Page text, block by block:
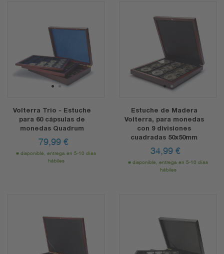
12
Volterra Trio - Estuche
para 60 cápsulas de
monedas Quadrum
79,99 €
disponible, entrega en 5-10 días
hábiles
12
Estuche de Madera
Volterra, para monedas
con 9 divisiones
cuadradas 50x50mm
34,99 €
disponible, entrega en 5-10 días
hábiles